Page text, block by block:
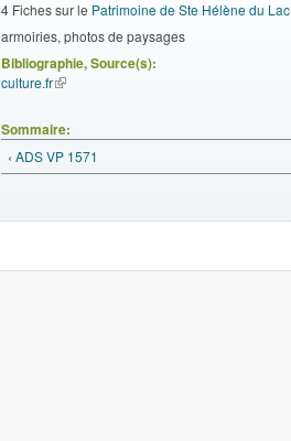
4 Fiches sur le Patrimoine de Ste Hélène du Lac
armoiries, photos de paysages
Bibliographie, Source(s):
culture.fr(le lien est externe)
Sommaire:
‹ ADS VP 1571